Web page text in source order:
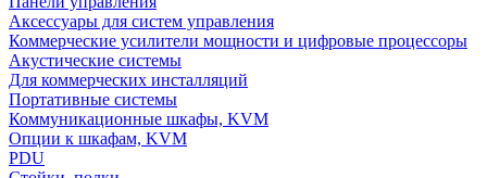
Аксессуары для систем управления
Коммерческие усилители мощности и цифровые процессоры
Акустические системы
Для коммерческих инсталляций
Портативные системы
Коммуникационные шкафы, KVM
Опции к шкафам, KVM
PDU